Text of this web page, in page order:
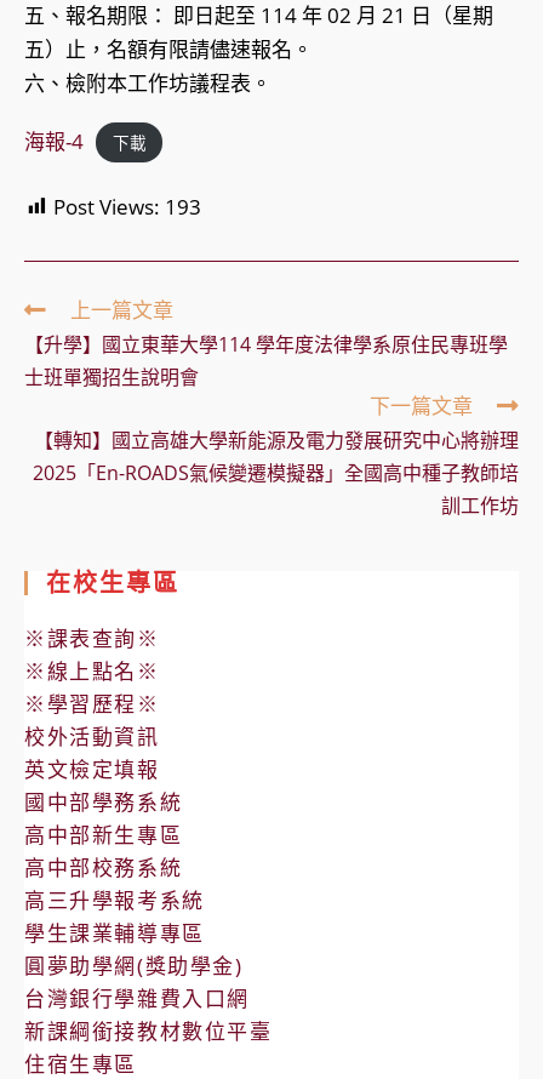
五、報名期限： 即日起至 114 年 02 月 21 日（星期
五）止，名額有限請儘速報名。
六、檢附本工作坊議程表。
海報-4 下載
Post Views: 193
Read
more
articles
上一篇文章
【升學】國立東華大學114 學年度法律學系原住民專班學
士班單獨招生說明會
下一篇文章
【轉知】國立高雄大學新能源及電力發展研究中心將辦理
2025「En-ROADS氣候變遷模擬器」全國高中種子教師培
訓工作坊
在校生專區
※課表查詢※
※線上點名※
※學習歷程※
校外活動資訊
英文檢定填報
國中部學務系統
高中部新生專區
高中部校務系統
高三升學報考系統
學生課業輔導專區
圓夢助學網(獎助學金)
台灣銀行學雜費入口網
新課綱銜接教材數位平臺
住宿生專區